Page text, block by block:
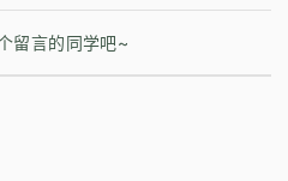
留言的同学吧~